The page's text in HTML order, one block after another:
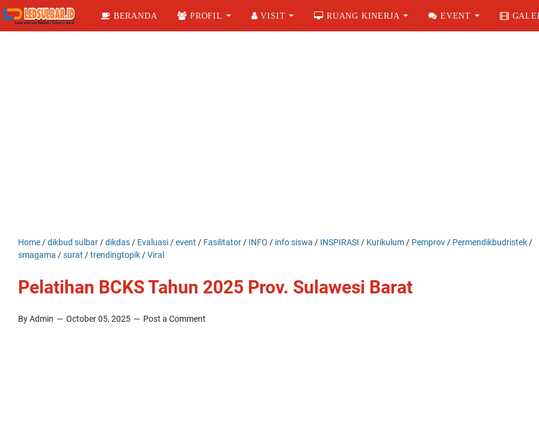
BERANDA PROFIL VISIT RUANG KINERJA EVENT
Home /dikbud sulbar /dikdas / Evaluasi /event / Fasilitator / INFO / info siswa / INSPIRASI / Kurikulum / Pemprov / Permendikbudristek /
smagama /surat /trendingtopik /Viral
Pelatihan BCKS Tahun 2025 Prov. Sulawesi Barat
By Admin October 05, 2025 Post a Comment